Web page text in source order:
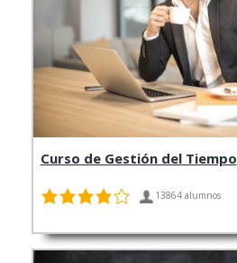
Curso de Gestión del Tiempo
13864 alumnos